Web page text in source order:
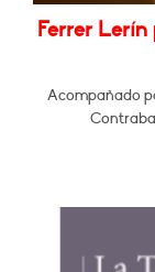
Ferrer Lerín
Acompañado